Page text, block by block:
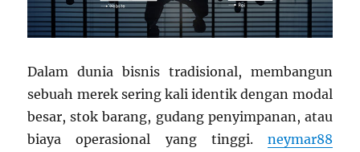
Dalam dunia bisnis tradisional, membangun
sebuah merek sering kali identik dengan modal
besar, stok barang, gudang penyimpanan, atau
biaya operasional yang tinggi. neymar88